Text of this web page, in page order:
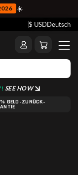
☀️
$ USDDeutsch
SEE HOW
GELD-ZURÜCK-